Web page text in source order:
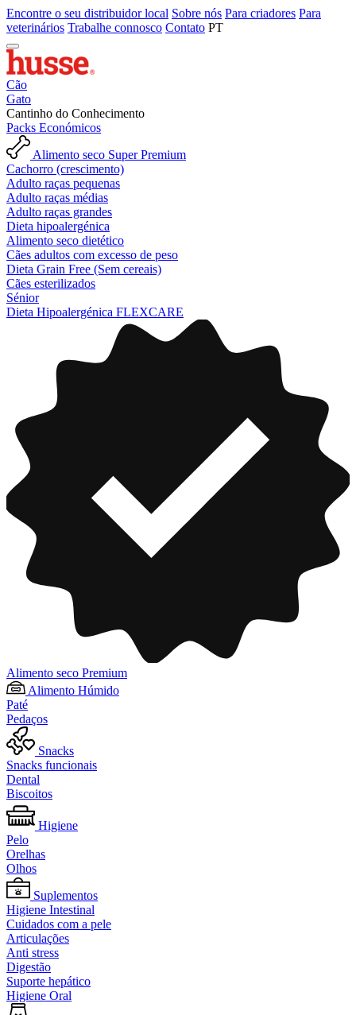
Encontre o seu distribuidor local Sobre nós Para criadores Para
veterinários Trabalhe connosco Contato PT
Cão
Gato
Cantinho do Conhecimento
Packs Económicos
Alimento seco Super Premium
Cachorro (crescimento)
Adulto raças pequenas
Adulto raças médias
Adulto raças grandes
Dieta hipoalergénica
Alimento seco dietético
Cães adultos com excesso de peso
Dieta Grain Free (Sem cereais)
Cães esterilizados
Sénior
Dieta Hipoalergénica FLEXCARE
Alimento seco Premium
Alimento Húmido
Paté
Pedaços
Snacks
Snacks funcionais
Dental
Biscoitos
Higiene
Pelo
Orelhas
Olhos
Suplementos
Higiene Intestinal
Cuidados com a pele
Articulações
Anti stress
Digestão
Suporte hepático
Higiene Oral